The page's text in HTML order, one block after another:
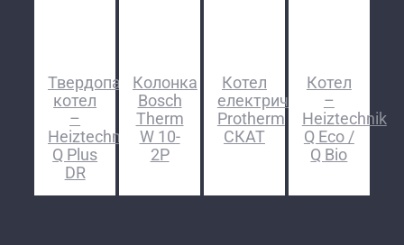
Твердопаливний
котел
–
Heiztechnik
Q Plus
DR
Колонка
Bosch
Therm
W 10-
2Р
Котел
електричний
Protherm
СКАТ
Котел
–
Heiztechnik
Q Eco /
Q Bio